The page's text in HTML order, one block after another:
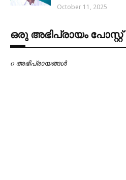
October 11, 2025
ഒരു അഭിപ്രായം
0 അഭിപ്രായങ്ങള്‍